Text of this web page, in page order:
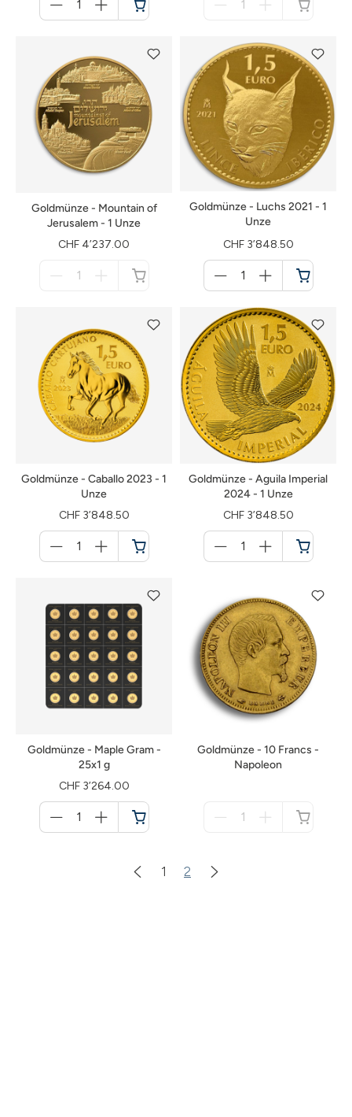
für
Warenkorb
Goldmünze - Mountain of
Jerusalem - 1 Unze
CHF 4’237.00
Goldmünze - Luchs 2021 - 1
Unze
CHF 3’848.50
für
Warenkorb
Goldmünze - Caballo 2023 - 1
Unze
CHF 3’848.50
für
Warenkorb
Goldmünze - Aguila Imperial
2024 - 1 Unze
CHF 3’848.50
für
Warenkorb
Goldmünze - Maple Gram -
25x1 g
CHF 3’264.00
für
Warenkorb
Goldmünze - 10 Francs -
Napoleon
1 2